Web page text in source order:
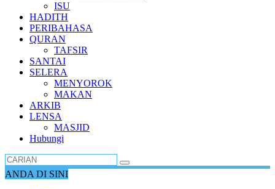
ISU
HADITH
PERIBAHASA
QURAN
TAFSIR
SANTAI
SELERA
MENYOROK
MAKAN
ARKIB
LENSA
MASJID
Hubungi
ANDA DI SINI